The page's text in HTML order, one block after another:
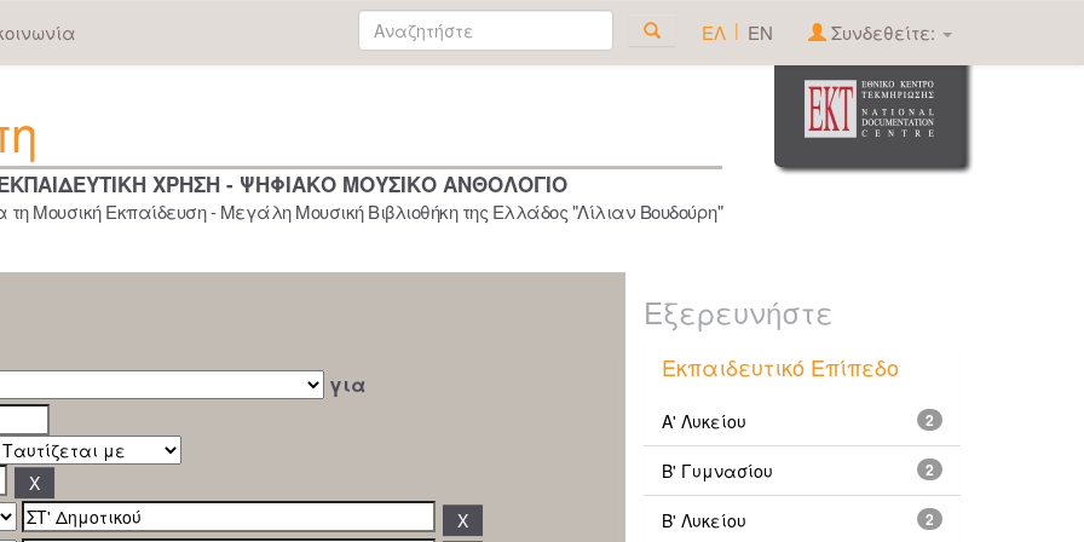
ΕΛ | EN Συνδεθείτε:
ΧΡΗΣΗ - ΨΗΦΙΑΚΟ ΜΟΥΣΙΚΟ ΑΝΘΟΛΟΓΙΟ
Μουσική Εκπαίδευση - Μεγάλη Μουσική Βιβλιοθήκη της Ελλάδος "Λίλιαν Βουδούρη"
για
Εξερευνήστε
Εκπαιδευτικό Επίπεδο
2
Α' Λυκείου
2
Β' Γυμνασίου
2
Β' Λυκείου